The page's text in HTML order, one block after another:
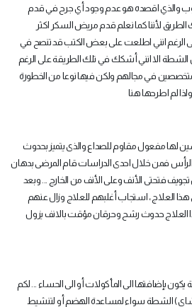
والذي اقصده هو عدم وجود أي جرح في قدم
لأننا كما نعلم قدم مريض السكر اكثر
انني اطلعت على بعض الكتب قد تنصح في
الشطة الا انني أشكك في تلك الطريقة على الرغم
في مجالهم ولكن فيها نوعا من الخطورة
لم اطرحها هنا
لها مفعول مقاوم للصداع والذى يتميز بحدوث
الرأس فمن خلال احدى الدراسات قام المرضى بدهان
فتحتى الأنف وعلى الأنف من الخارج ... وبعد
العلاج ، استجاب أغلبهم للعلاج وزال عنهم
العلاج حدوث رشح وحرقان مؤقت بالانف يزول
بإضافتها الى المأكولات أو الى الحساء ... لكم
) الشطة سواء لمساعدة الهضم أو لتنشيط